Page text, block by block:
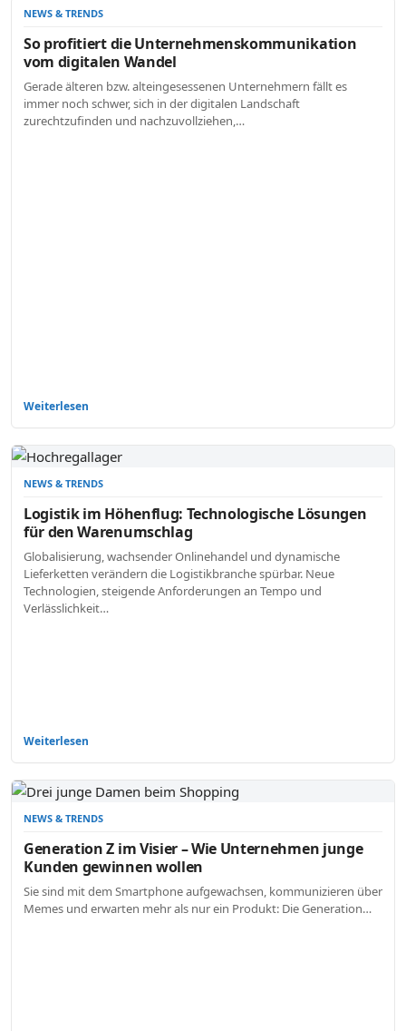
NEWS & TRENDS
So profitiert die Unternehmenskommunikation
vom digitalen Wandel
Gerade älteren bzw. alteingesessenen Unternehmern fällt es
immer noch schwer, sich in der digitalen Landschaft
zurechtzufinden und nachzuvollziehen,…
Weiterlesen
NEWS & TRENDS
Logistik im Höhenflug: Technologische Lösungen
für den Warenumschlag
Globalisierung, wachsender Onlinehandel und dynamische
Lieferketten verändern die Logistikbranche spürbar. Neue
Technologien, steigende Anforderungen an Tempo und
Verlässlichkeit…
Weiterlesen
NEWS & TRENDS
Generation Z im Visier – Wie Unternehmen junge
Kunden gewinnen wollen
Sie sind mit dem Smartphone aufgewachsen, kommunizieren über
Memes und erwarten mehr als nur ein Produkt: Die Generation…